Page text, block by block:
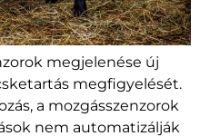
megjelenése új
megfigyelését.
a mozgásszenzorok
nem automatizálják